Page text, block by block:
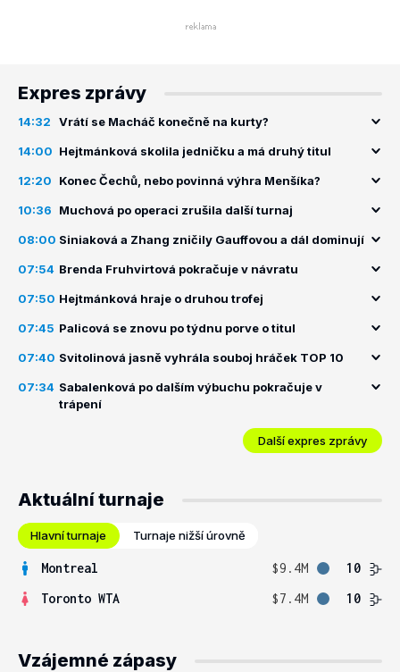
Expres zprávy
14:32 Vrátí se Macháč konečně na kurty?
14:00 Hejtmánková skolila jedničku a má druhý titul
12:20 Konec Čechů, nebo povinná výhra Menšíka?
10:36 Muchová po operaci zrušila další turnaj
08:00 Siniaková a Zhang zničily Gauffovou a dál dominují
07:54 Brenda Fruhvirtová pokračuje v návratu
07:50 Hejtmánková hraje o druhou trofej
07:45 Palicová se znovu po týdnu porve o titul
07:40 Svitolinová jasně vyhrála souboj hráček TOP 10
07:34 Sabalenková po dalším výbuchu pokračuje v
trápení
Další expres zprávy
Aktuální turnaje
Hlavní turnaje Turnaje nižší úrovně
Montreal $9.4M
10
Toronto WTA
$7.4M 10
Vzájemné zápasy